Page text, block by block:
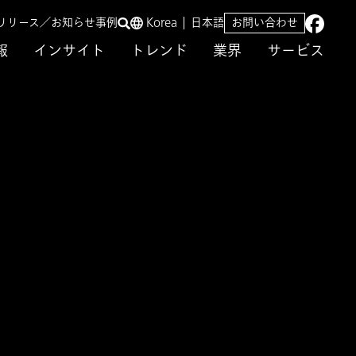
インサイト トレンド 業界 サービス
リース／お知らせ事例 Korea 日本語 お問い合わせ